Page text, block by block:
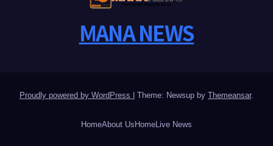
MANA NEWS
Proudly powered by WordPress | Theme: Newsup by Themeansar.
HomeAbout Us HomeLive News